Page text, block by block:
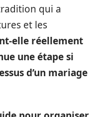
qui a
et les
elle réellement
une étape si
d’un mariage